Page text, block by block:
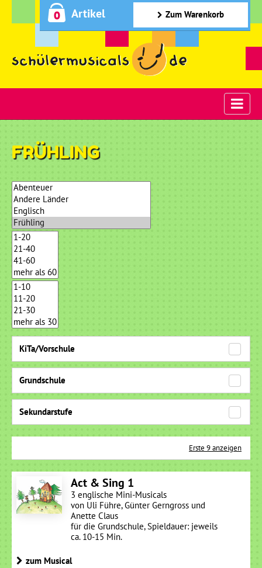
0 Artikel Zum Warenkorb
FRÜHLING
KiTa/Vorschule
Grundschule
Sekundarstufe
Erste 9 anzeigen
Act & Sing 1
3 englische Mini-Musicals
von Uli Führe, Günter Gerngross und
Anette Claus
für die Grundschule, Spieldauer: jeweils
ca. 10-15 Min.
zum Musical